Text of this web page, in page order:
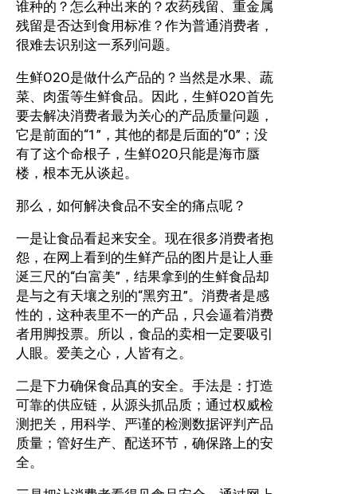
谁种的？怎么种出来的？农药残留、重金属
残留是否达到食用标准？作为普通消费者，
很难去识别这一系列问题。
生鲜O2O是做什么产品的？当然是水果、蔬
菜、肉蛋等生鲜食品。因此，生鲜O2O首先
要去解决消费者最为关心的产品质量问题，
它是前面的“1”，其他的都是后面的“0”；没
有了这个命根子，生鲜O2O只能是海市蜃
楼，根本无从谈起。
那么，如何解决食品不安全的痛点呢？
一是让食品看起来安全。现在很多消费者抱
怨，在网上看到的生鲜产品的图片是让人垂
涎三尺的“白富美”，结果拿到的生鲜食品却
是与之有天壤之别的“黑穷丑”。消费者是感
性的，这种表里不一的产品，只会逼着消费
者用脚投票。所以，食品的卖相一定要吸引
人眼。爱美之心，人皆有之。
二是下力确保食品真的安全。手法是：打造
可靠的供应链，从源头抓品质；通过权威检
测把关，用科学、严谨的检测数据评判产品
质量；管好生产、配送环节，确保路上的安
全。